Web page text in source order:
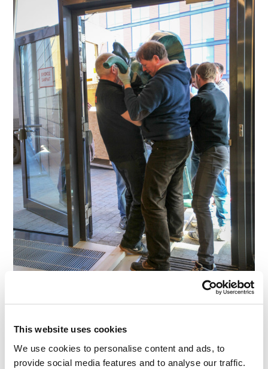
This website uses cookies
We use cookies to personalise content and ads, to
provide social media features and to analyse our traffic.